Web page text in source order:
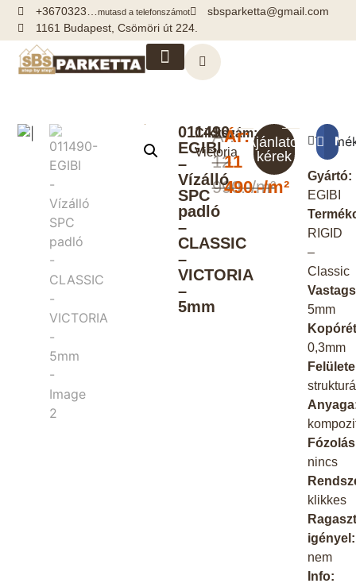
+3670323…mutasd a telefonszámot
sbsparketta@gmail.com
1161 Budapest, Csömöri út 224.
011490-
EGIBI
–
Vízálló
SPC
padló
–
CLASSIC
–
VICTORIA
–
5mm
Cikkszám:
Victoria
Ár:
12
990.-/m²
Ár:
11
490.-/m²
Ajánlatot
kérek
Gyártó:
EGIBI
RIGID
–
Classic
5mm
0,3mm
nincs
klikkes
igényel:
nem
Info: